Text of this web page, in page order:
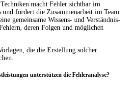
macht Fehler sichtbar im
und fördert die Zusammenarbeit im Team.
gemeinsame Wissens- und Verständnis-
deren Folgen und möglichen
die die Erstellung solcher
unterstützen die Fehleranalyse?